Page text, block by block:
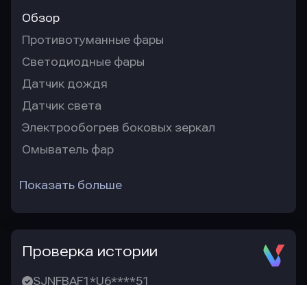
Обзор
Противотуманные фары
Светодиодные фары
Датчик дождя
Датчик света
Электрообогрев боковых зеркал
Омыватель фар
Показать больше
Проверка истории
SJNFBAF1*U6****51